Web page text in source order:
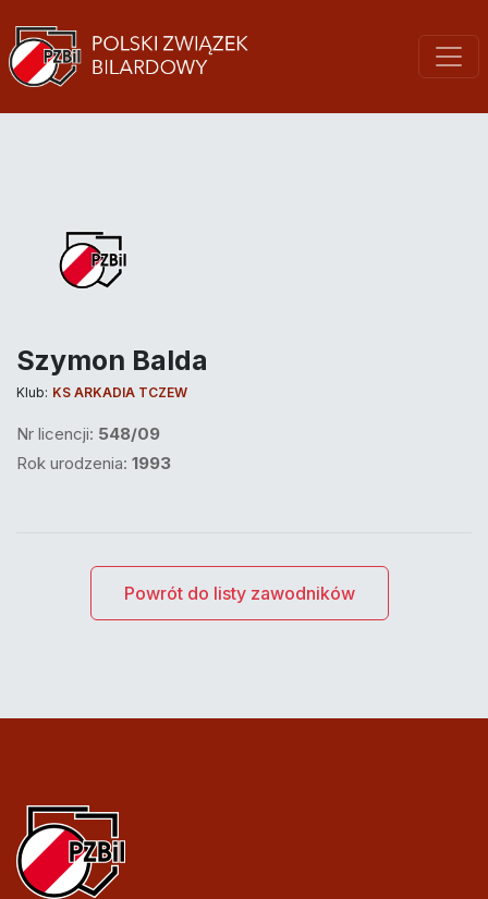
Szymon Balda
Klub: KS ARKADIA TCZEW
Nr licencji: 548/09
Rok urodzenia: 1993
Powrót do listy zawodników